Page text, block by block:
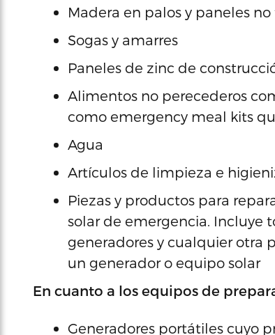
Madera en palos y paneles
Sogas y amarres
Paneles de zinc de
Alimentos no perecederos
como emergency meal kits
Agua
Artículos de limpieza e
Piezas y productos para
solar de emergencia.
generadores y cualquier otra
un generador o equipo solar
En cuanto a los equipos de
Generadores portátiles cuyo